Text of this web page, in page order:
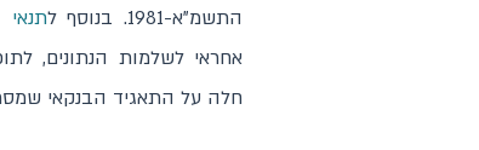
התשמ"א-1981. בנוסף ל
אחראי לשלמות הנתונים,
חלה על התאגיד הבנקאי